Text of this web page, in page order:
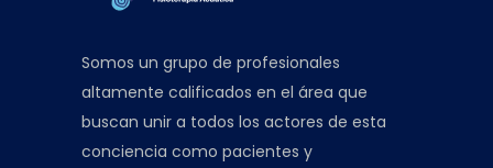
Somos un grupo de profesionales
altamente calificados en el área que
buscan unir a todos los actores de esta
conciencia como pacientes y